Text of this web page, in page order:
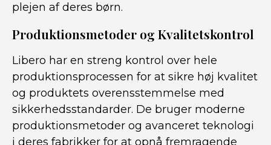
plejen af deres børn.
Produktionsmetoder og Kvalitetskontrol
Libero har en streng kontrol over hele
produktionsprocessen for at sikre høj kvalitet
og produktets overensstemmelse med
sikkerhedsstandarder. De bruger moderne
produktionsmetoder og avanceret teknologi
i deres fabrikker for at opnå fremragende